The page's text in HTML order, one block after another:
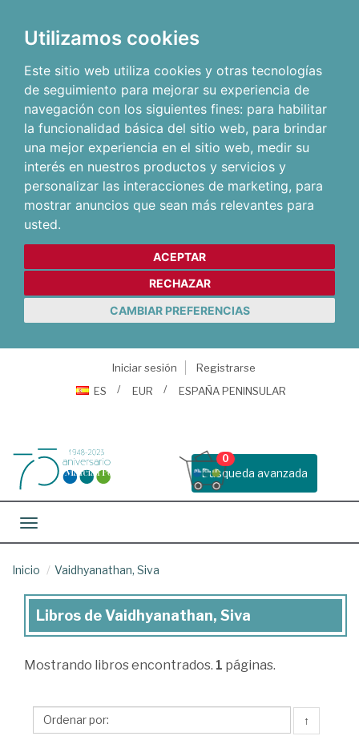
Utilizamos cookies
Este sitio web utiliza cookies y otras tecnologías
de seguimiento para mejorar su experiencia de
navegación con los siguientes fines: para habilitar
la funcionalidad básica del sitio web, para brindar
una mejor experiencia en el sitio web, medir su
interés en nuestros productos y servicios y
personalizar las interacciones de marketing, para
mostrar anuncios que sean más relevantes para
usted.
ACEPTAR
RECHAZAR
CAMBIAR PREFERENCIAS
Iniciar sesión
Registrarse
ES
EUR ESPAÑA PENINSULAR
Busqueda avanzada
0
Toggle navigation
Inicio Vaidhyanathan, Siva
Libros
Vaidhyanathan,
Libros de Vaidhyanathan, Siva
Mostrando libros encontrados. 1 páginas.
↑